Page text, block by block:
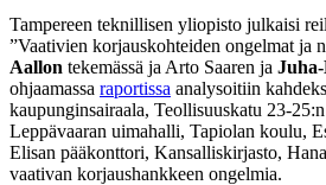
Tampereen teknillisen yliopisto julkaisi
”Vaativien korjauskohteiden ongelmat ja
Aallon tekemässä ja Arto Saaren ja
ohjaamassa raportissa analysoitiin
kaupunginsairaala, Teollisuuskatu 23-
Leppävaaran uimahalli, Tapiolan koulu,
Elisan pääkonttori, Kansalliskirjasto,
vaativan korjaushankkeen ongelmia.